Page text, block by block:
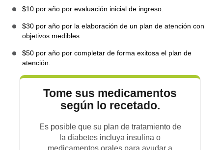
$10 por año por evaluación inicial de ingreso.
$30 por año por la elaboración de un plan de atención con
objetivos medibles.
$50 por año por completar de forma exitosa el plan de
atención.
Tome sus medicamentos
según lo recetado.
Es posible que su plan de tratamiento de
la diabetes incluya insulina o
medicamentos orales para ayudar a